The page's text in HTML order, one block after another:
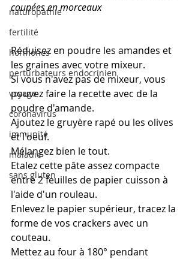
naturopathie
fertilité
hormones
perturbateurs endocrinien
voyage
coronavirus
immunité
maladie
sans gluten
coupées en morceaux
Réduisez en poudre les amandes et
les graines avec votre mixeur.
Si vous n'avez pas de mixeur, vous
pouvez faire la recette avec de la
poudre d'amande.
Ajoutez le gruyère rapé ou les olives
et l'oeuf.
Mélangez bien le tout.
Etalez cette pâte assez compacte
entre 2 feuilles de papier cuisson à
l'aide d'un rouleau.
Enlevez le papier supérieur, tracez la
forme de vos crackers avec un
couteau.
Mettez au four à 180° pendant